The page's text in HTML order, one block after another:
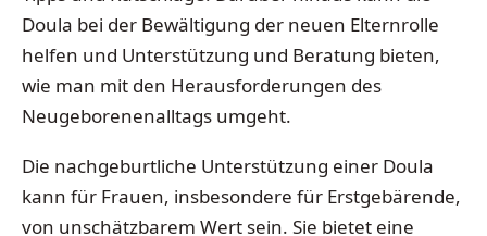
Doula bei der Bewältigung der neuen Elternrolle
helfen und Unterstützung und Beratung bieten,
wie man mit den Herausforderungen des
Neugeborenenalltags umgeht.
Die nachgeburtliche Unterstützung einer Doula
kann für Frauen, insbesondere für Erstgebärende,
von unschätzbarem Wert sein. Sie bietet eine